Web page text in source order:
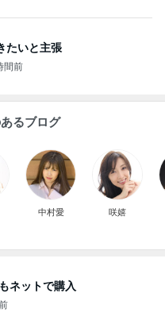
たいと主張
間前
るブログ
中村愛 咲嬉
ネットで購入